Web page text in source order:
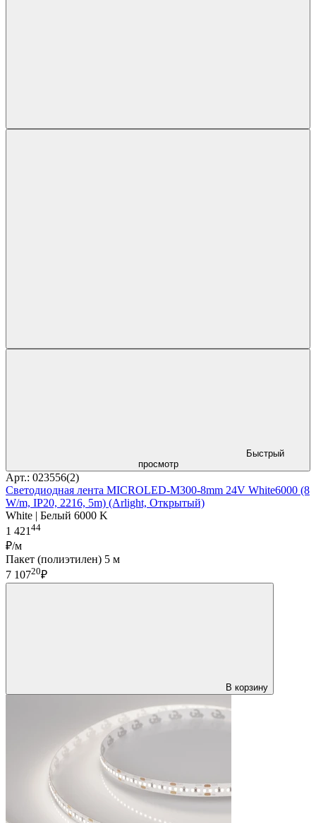
Быстрый
просмотр
Арт.: 023556(2)
Светодиодная лента MICROLED-M300-8mm 24V White6000 (8
W/m, IP20, 2216, 5m) (Arlight, Открытый)
White | Белый 6000 K
1 421 44
₽/м
Пакет (полиэтилен) 5 м
7 10720₽
В корзину